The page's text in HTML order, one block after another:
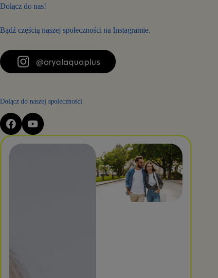
Dołącz do nas!
Bądź częścią naszej społeczności na Instagramie.
@oryalaquaplus
Dołącz do naszej społeczności